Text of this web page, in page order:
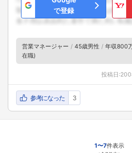
で登録
営業マネージャー 45歳男性 年収800
在職)
投稿日:
参考になった 3
1〜7件表示